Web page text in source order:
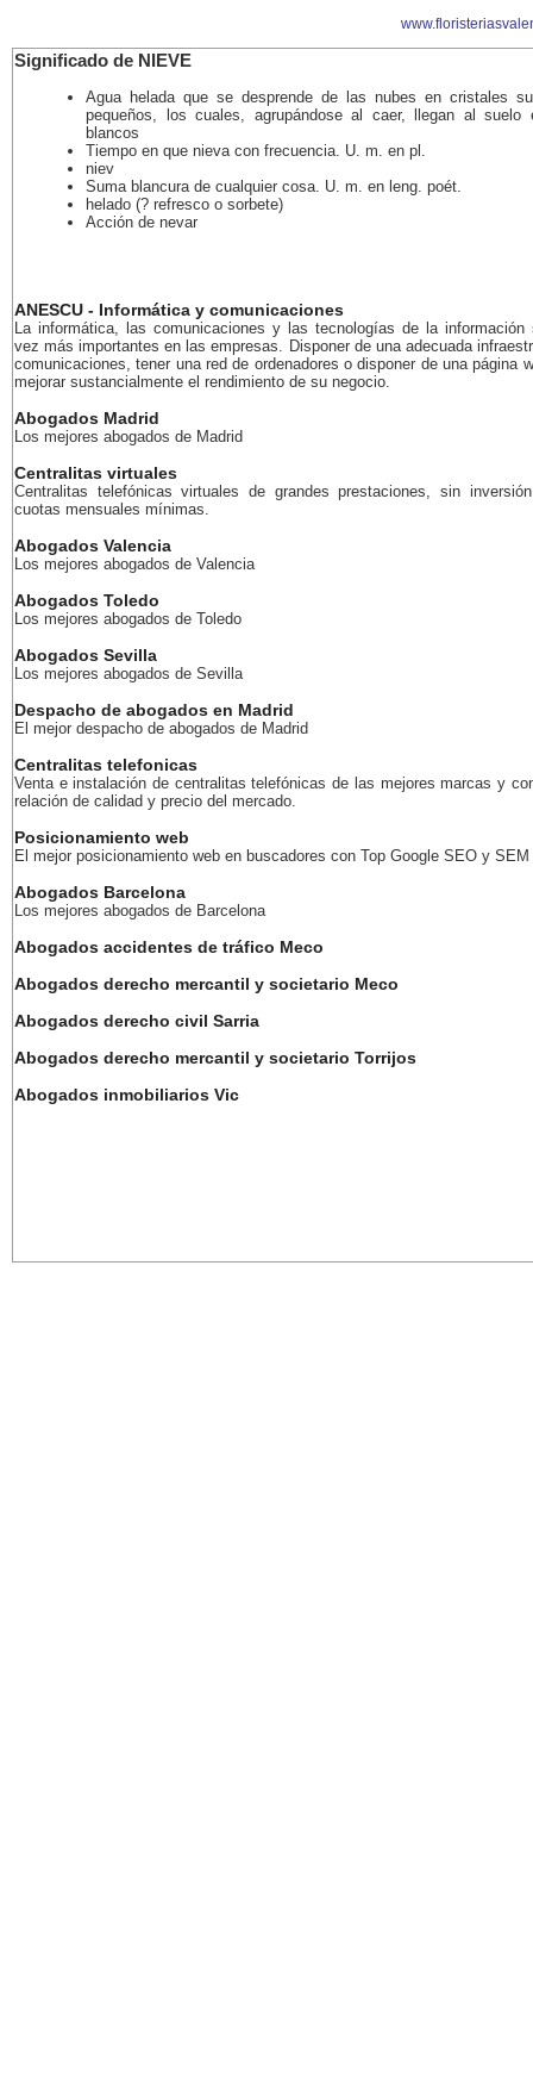
Significado de NIEVE
Agua helada que se desprende de las nubes en cristales
pequeños, los cuales, agrupándose al caer, llegan al suelo
blancos
Tiempo en que nieva con frecuencia. U. m. en pl.
niev
Suma blancura de cualquier cosa. U. m. en leng. poét.
helado (? refresco o sorbete)
Acción de nevar
ANESCU - Informática y comunicaciones
La informática, las comunicaciones y las tecnologías de la información
vez más importantes en las empresas. Disponer de una adecuada
comunicaciones, tener una red de ordenadores o disponer de una página
mejorar sustancialmente el rendimiento de su negocio.
Abogados Madrid
Los mejores abogados de Madrid
Centralitas virtuales
Centralitas telefónicas virtuales de grandes prestaciones, sin
cuotas mensuales mínimas.
Abogados Valencia
Los mejores abogados de Valencia
Abogados Toledo
Los mejores abogados de Toledo
Abogados Sevilla
Los mejores abogados de Sevilla
Despacho de abogados en Madrid
El mejor despacho de abogados de Madrid
Centralitas telefonicas
Venta e instalación de centralitas telefónicas de las mejores marcas y
relación de calidad y precio del mercado.
Posicionamiento web
El mejor posicionamiento web en buscadores con Top Google SEO y SEM
Abogados Barcelona
Los mejores abogados de Barcelona
Abogados accidentes de tráfico Meco
Abogados derecho mercantil y societario Meco
Abogados derecho civil Sarria
Abogados derecho mercantil y societario Torrijos
Abogados inmobiliarios Vic